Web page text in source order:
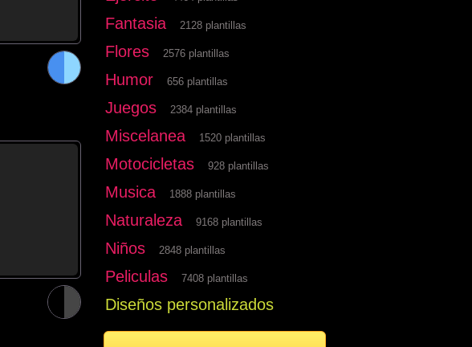
Fantasia 2128 plantillas
Flores 2576 plantillas
Humor 656 plantillas
Juegos 2384 plantillas
Miscelanea 1520 plantillas
Motocicletas 928 plantillas
Musica 1888 plantillas
Naturaleza 9168 plantillas
Niños 2848 plantillas
Peliculas 7408 plantillas
Diseños personalizados